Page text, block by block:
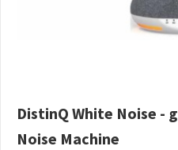
DistinQ White Noise -
Noise Machine